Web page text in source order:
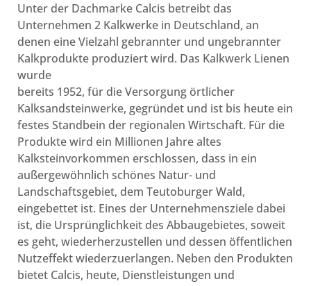
Unter der Dachmarke Calcis betreibt das
Unternehmen 2 Kalkwerke in Deutschland, an
denen eine Vielzahl gebrannter und ungebrannter
Kalkprodukte produziert wird. Das Kalkwerk Lienen
wurde
bereits 1952, für die Versorgung örtlicher
Kalksandsteinwerke, gegründet und ist bis heute ein
festes Standbein der regionalen Wirtschaft. Für die
Produkte wird ein Millionen Jahre altes
Kalksteinvorkommen erschlossen, dass in ein
außergewöhnlich schönes Natur- und
Landschaftsgebiet, dem Teutoburger Wald,
eingebettet ist. Eines der Unternehmensziele dabei
ist, die Ursprünglichkeit des Abbaugebietes, soweit
es geht, wiederherzustellen und dessen öffentlichen
Nutzeffekt wiederzuerlangen. Neben den Produkten
bietet Calcis, heute, Dienstleistungen und